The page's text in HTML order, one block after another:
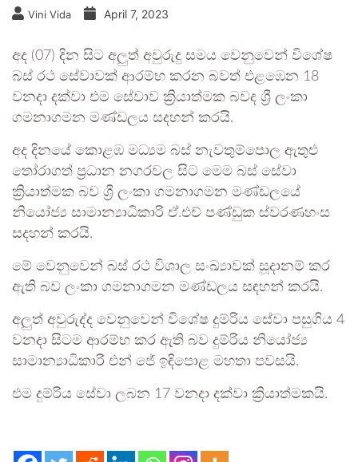
Vini Vida April 7, 2023
අද (07) දින සිට අලුත් අවුරුදු සමය වෙනුවෙන් විශේෂ
බස් රථ සේවාවක් ආරම්භ කරන බවත් එළඹෙන 18
වනදා දක්වා එම සේවාව ක්‍රියාත්මක බවද ශ්‍රී ලංකා
ගමනාගමන මණ්ඩලය සදහන් කරයි.
අද දිනයේ කොළඹ මධ්‍යම බස් නැවතුම්පොල ඇතුළු
තෝරාගත් ප්‍රධාන නගරවල සිට මෙම බස් සේවා
ක්‍රියාත්මක බව ශ්‍රී ලංකා ගමනාගමන මණ්ඩලයේ
නියෝජ්‍ය සාමාන්‍යාධිකාරි ඒ.එච් පණ්ඩුක ස්වරණහංස
සදහන් කරයි.
මේ වෙනුවෙන් බස් රථ විශාල සංඛ්‍යාවක් සූදානම් කර
ඇති බව ලංකා ගමනාගමන මණ්ඩලය සඳහන් කරයි.
අලුත් අවුරුද්ද වෙනුවෙන් විශේෂ දුම්රිය සේවා පසුගිය 4
වනදා සිටම ආරම්භ කර ඇති බව දුම්රිය නියෝජ්‍ය
සාමාන්‍යාධිකාරී එන් ජේ ඉඳිපොළ මහතා පවසයි.
එම දුම්රිය සේවා ලබන 17 වනදා දක්වා ක්‍රියාත්මකයි.